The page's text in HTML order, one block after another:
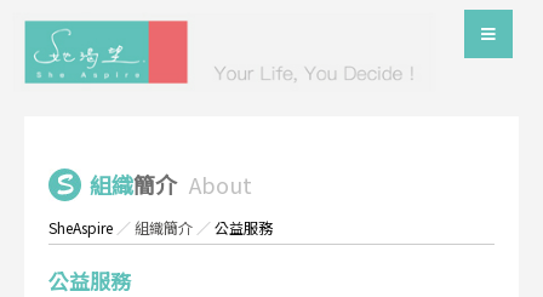
組織簡介 About
SheAspire ／組織簡介 ／公益服務
公益服務